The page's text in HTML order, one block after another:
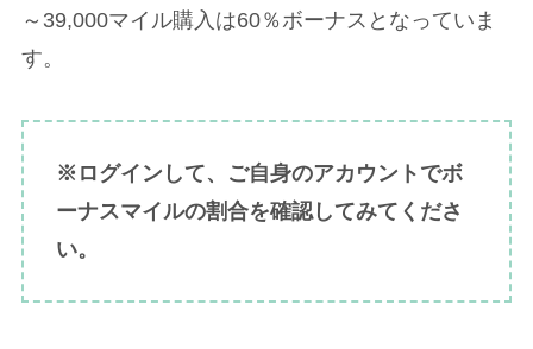
～39,000マイル購入は60％ボーナスとなっていま
す。
※ログインして、ご自身のアカウントでボ
ーナスマイルの割合を確認してみてくださ
い。